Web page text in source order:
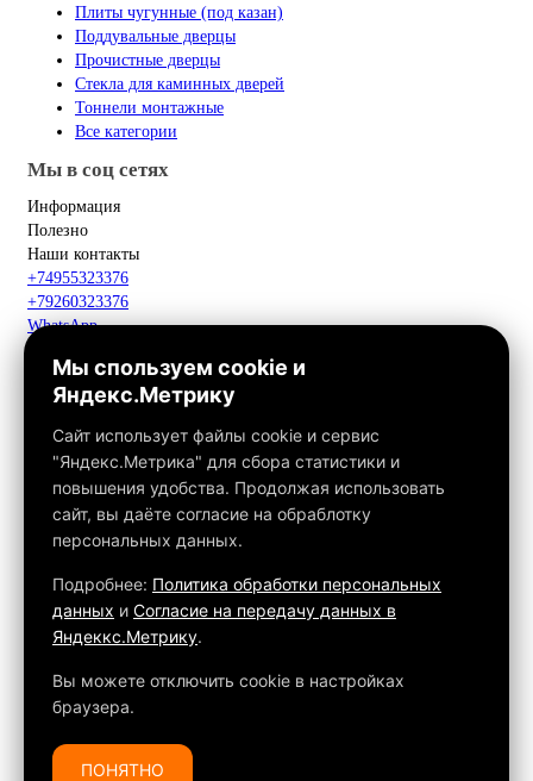
Плиты чугунные (под казан)
Поддувальные дверцы
Прочистные дверцы
Стекла для каминных дверей
Тоннели монтажные
Все категории
Мы в соц сетях
Информация
Полезно
Наши контакты
+74955323376
+79260323376
WhatsApp
Макс
info@fox-kamin.ru
Наш адрес
Московская область, г. Павловский Посад, дер. Фатеево, д. 3П,
офис 113
Работаем с 10:00 до 18:00
Связаться с нами
Обращаем ваше внимание на то, что данный интернет-сайт, а
также вся информация о товарах и ценах, предоставленная на
нём, носит исключительно информационный характер и ни при
каких условиях не является публичной офертой, определяемой
положениями Статьи 437 ГК РФ.
Мы спользуем cookie и
Яндекс.Метрику
Сайт использует файлы cookie и сервис
"Яндекс.Метрика" для сбора статистики и
повышения удобства. Продолжая использовать
сайт, вы даёте согласие на обраблотку
персональных данных.
Подробнее: Политика обработки персональных
данных и Согласие на передачу данных в
Яндеккс.Метрику.
Вы можете отключить cookie в настройках
браузера.
ПОНЯТНО